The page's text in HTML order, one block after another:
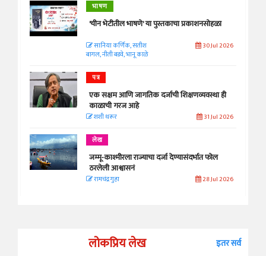
भाषण
'चीन भेटीतील भाषणे' या पुस्तकाचा प्रकाशनसोहळा
सानिया कर्णिक, सतीश
बागल, नीती बडवे, भानू काळे
30 Jul 2026
पत्र
एक सक्षम आणि जागतिक दर्जाची शिक्षणव्यवस्था ही
काळाची गरज आहे
शशी थरूर 31 Jul 2026
लेख
जम्मू-काश्मीरला राज्याचा दर्जा देण्यासंदर्भात फोल
ठरलेली आश्वासनं
रामचंद्र गुहा 28 Jul 2026
लोकप्रिय लेख इतर सर्व